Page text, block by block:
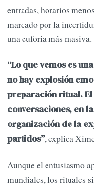
entradas, horarios
marcado por la
una euforia más masiva.
“Lo que vemos es
no hay explosión
preparación ritual. El
conversaciones, en
organización de la
partidos”, explica
Aunque el entusiasmo
mundiales, los rituales